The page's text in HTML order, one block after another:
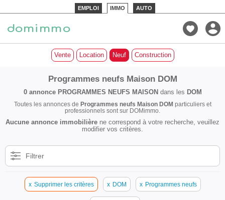
EMPLOI IMMO AUTO
Vente Location Neuf Construction
Programmes neufs Maison DOM
0 annonce PROGRAMMES NEUFS MAISON dans les DOM
Toutes les annonces de Programmes neufs Maison DOMparticuliers et
professionnels sont sur DOMimmo.
Aucune annonce immobilière ne correspond à votre recherche, veuillez
modifier vos critères.
Filtrer
x Supprimer les critères x DOM x Programmes neufs